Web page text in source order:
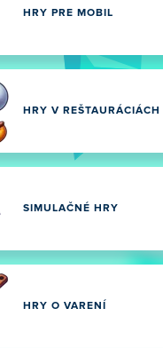
HRY PRE MOBIL
HRY V REŠTAURÁCIÁCH
SIMULAČNÉ HRY
HRY O VARENÍ